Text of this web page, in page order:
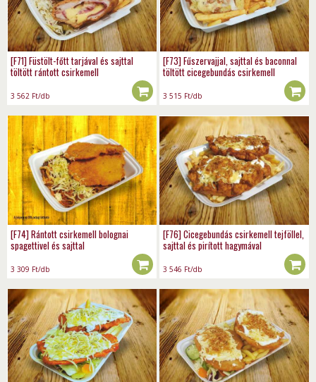
[F71] Füstölt-főtt tarjával és sajttal
töltött rántott csirkemell
3 562 Ft/db
[F73] Fűszervajjal, sajttal és baconnal
töltött cicegebundás csirkemell
3 515 Ft/db
[F74] Rántott csirkemell bolognai
spagettivel és sajttal
3 309 Ft/db
[F76] Cicegebundás csirkemell tejföllel,
sajttal és pirított hagymával
3 546 Ft/db